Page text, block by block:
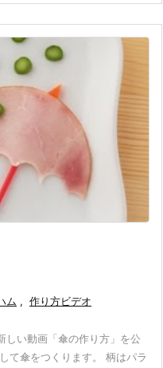
ム , 作り方ビデオ
い動画「傘の作り方」を公
て傘をつくります。 柄はパラ